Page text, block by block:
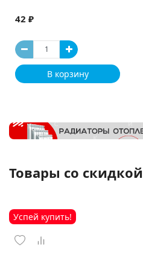
42 ₽
В корзину
Товары со скидкой
Успей купить!